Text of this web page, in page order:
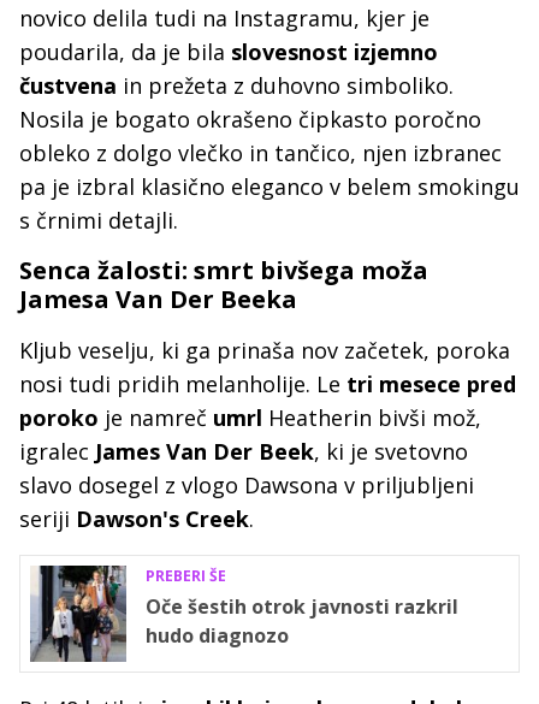
novico delila tudi na Instagramu, kjer je
poudarila, da je bila slovesnost izjemno
čustvena in prežeta z duhovno simboliko.
Nosila je bogato okrašeno čipkasto poročno
obleko z dolgo vlečko in tančico, njen izbranec
pa je izbral klasično eleganco v belem smokingu
s črnimi detajli.
Senca žalosti: smrt bivšega moža
Jamesa Van Der Beeka
Kljub veselju, ki ga prinaša nov začetek, poroka
nosi tudi pridih melanholije. Le tri mesece pred
poroko je namreč umrl Heatherin bivši mož,
igralec James Van Der Beek, ki je svetovno
slavo dosegel z vlogo Dawsona v priljubljeni
seriji Dawson's Creek.
PREBERI ŠE
Oče šestih otrok javnosti razkril
hudo diagnozo